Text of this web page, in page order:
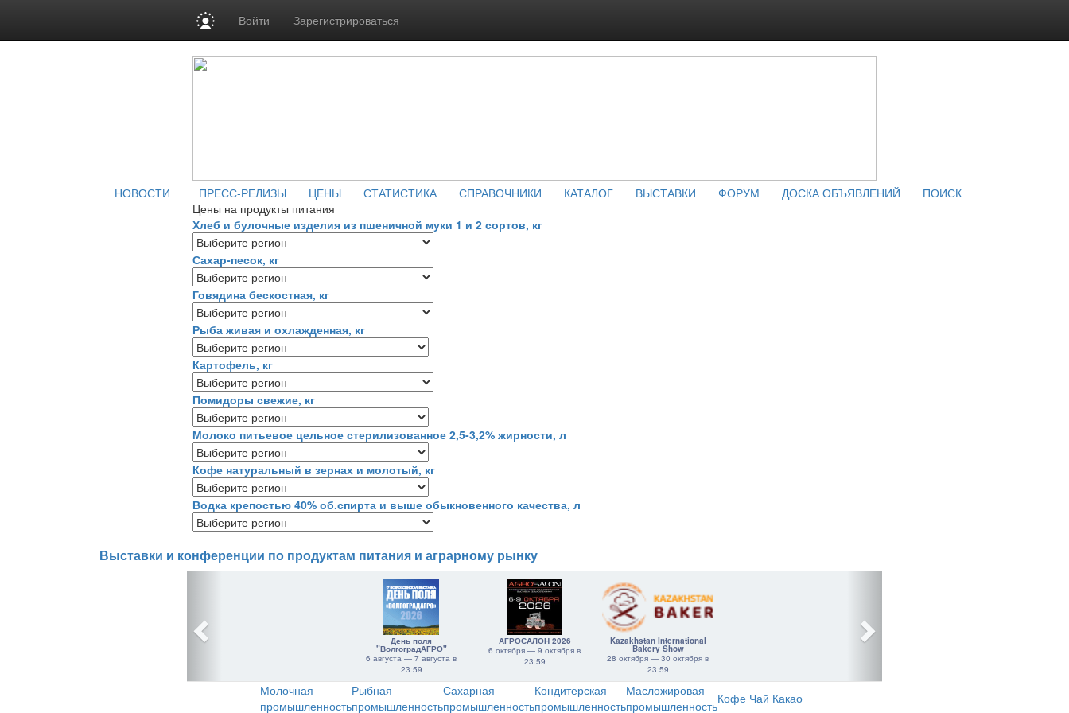
Войти Зарегистрироваться
НОВОСТИ ПРЕСС-РЕЛИЗЫ ЦЕНЫ СТАТИСТИКА СПРАВОЧНИКИ КАТАЛОГ ВЫСТАВКИ ФОРУМ ДОСКА ОБЪЯВЛЕНИЙ
ПОИСК
Цены на продукты питания
Хлеб и булочные изделия из пшеничной муки 1 и 2 сортов, кг
Сахар-песок, кг
Говядина бескостная, кг
Рыба живая и охлажденная, кг
Картофель, кг
Помидоры свежие, кг
Молоко питьевое цельное стерилизованное 2,5-3,2% жирности, л
Кофе натуральный в зернах и молотый, кг
Водка крепостью 40% об.спирта и выше обыкновенного качества, л
Выставки и конференции по продуктам питания и аграрному рынку
День поля
"ВолгоградАГРО"
6 августа — 7 августа в
23:59
АГРОСАЛОН 2026
6 октября — 9 октября в
23:59
Kazakhstan International
Bakery Show
28 октября — 30 октября в
23:59
Молочная
промышленность
Рыбная
промышленность
Сахарная
промышленность
Кондитерская
промышленность
Масложировая
промышленностьКофе Чай Какао